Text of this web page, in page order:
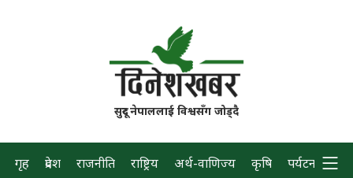
सुदूर नेपाललाई विश्वसँग जोड्दै
गृह प्रदेश राजनीति राष्ट्रिय अर्थ-वाणिज्य कृषि पर्यटन प्रवास